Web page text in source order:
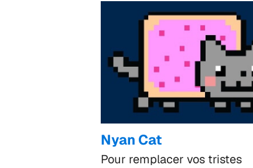
Nyan Cat
Pour remplacer vos tristes